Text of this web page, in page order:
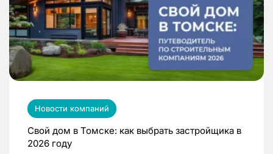
Новости компаний
Свой дом в Томске: как выбрать застройщика в
2026 году